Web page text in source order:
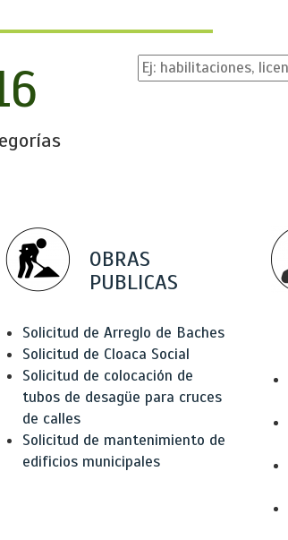
OBRAS
PUBLICAS
Solicitud de Arreglo de Baches
Solicitud de Cloaca Social
Solicitud de colocación de
tubos de desagüe para cruces
de calles
Solicitud de mantenimiento de
edificios municipales